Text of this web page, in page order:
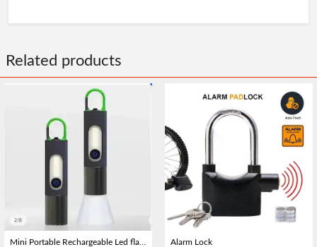
Related products
Alarm Lock